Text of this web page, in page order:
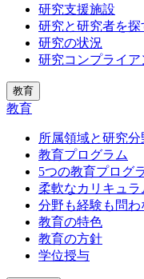
研究支援施設
研究と研究者を探
研究の状況
研究コンプライ
教育
教育
所属領域と研究分
教育プログラム
5つの教育プログ
柔軟なカリキュラ
分野も経験も問
教育の特色
教育の方針
学位授与